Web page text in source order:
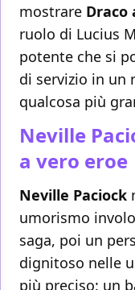
mostrare Draco
ruolo di Lucius
potente che si
di servizio in un
qualcosa più
Neville
a vero eroe
Neville Paciock
umorismo
saga, poi un
dignitoso nelle
più preciso: un